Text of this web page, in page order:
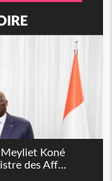
Koné
des Aff...